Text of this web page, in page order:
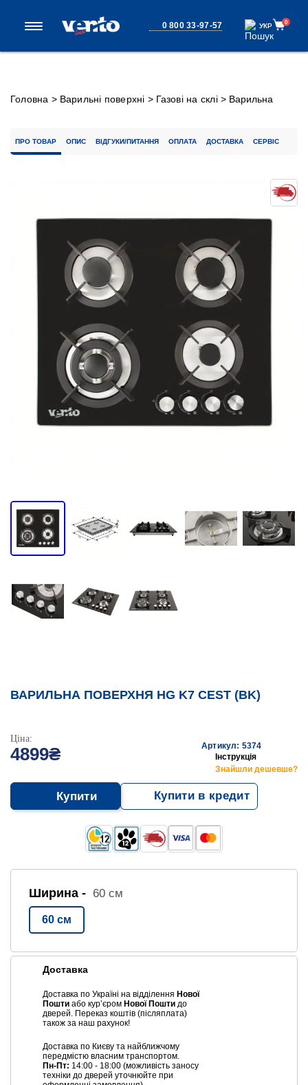
0 800 33-97-57 УКР
УКР 0
Головна > Варильні поверхні > Газові на склі> Варильна
ПРО ТОВАР ОПИС ВІДГУКИ/ПИТАННЯ ОПЛАТА ДОСТАВКА СЕРВІС
ВАРИЛЬНА ПОВЕРХНЯ HG K7 CEST (BK)
Ціна:
4899₴
Артикул: 5374
Інструкція
Знайшли дешевше?
Купити Купити в кредит
Ширина - 60 см
60 см
Доставка
Доставка по Україні на відділення Нової
Пошти або курʼєром Нової Пошти до
дверей. Переказ коштів (післяплата)
також за наш рахунок!
Доставка по Києву та найближчому
передмістю власним транспортом.
Пн-Пт: 14:00 - 18:00 (можливість заносу
техніки до дверей уточнюйте при